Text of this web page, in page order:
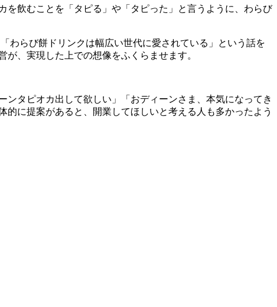
飲むことを「タピる」や「タピった」と言うように、わらび
わらび餅ドリンクは幅広い世代に愛されている」という話を
、実現した上での想像をふくらませます。
タピオカ出して欲しい」「おディーンさま、本気になってき
に提案があると、開業してほしいと考える人も多かったよう